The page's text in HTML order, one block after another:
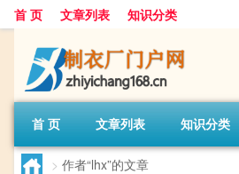
首 页 文章列表 知识分类
首 页 文章列表 知识分类
> 作者“lhx”的文章